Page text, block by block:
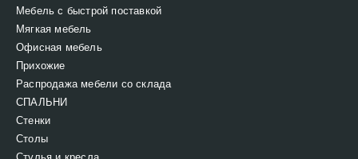
Мебель с быстрой поставкой
Мягкая мебель
Офисная мебель
Прихожие
Распродажа мебели со склада
СПАЛЬНИ
Стенки
Столы